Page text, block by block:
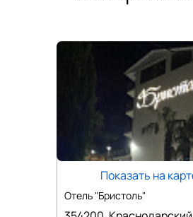
Показать на
Отель "Бристоль"